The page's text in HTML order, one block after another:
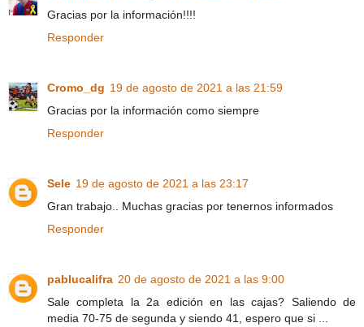
Gracias por la información!!!!
Responder
Cromo_dg 19 de agosto de 2021 a las 21:59
Gracias por la información como siempre
Responder
Sele 19 de agosto de 2021 a las 23:17
Gran trabajo.. Muchas gracias por tenernos informados
Responder
pablucalifra 20 de agosto de 2021 a las 9:00
Sale completa la 2a edición en las cajas? Saliendo de
media 70-75 de segunda y siendo 41, espero que si ...